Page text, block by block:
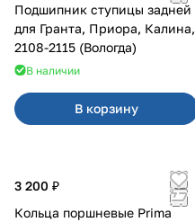
Подшипник ступицы задней
для Гранта, Приора, Калина,
2108-2115 (Вологда)
В наличии
В корзину
3 200 ₽
Кольца поршневые Prima